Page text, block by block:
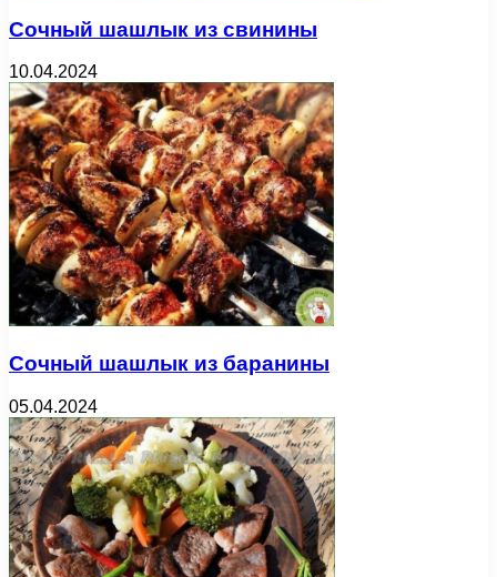
Сочный шашлык из свинины
10.04.2024
Сочный шашлык из баранины
05.04.2024